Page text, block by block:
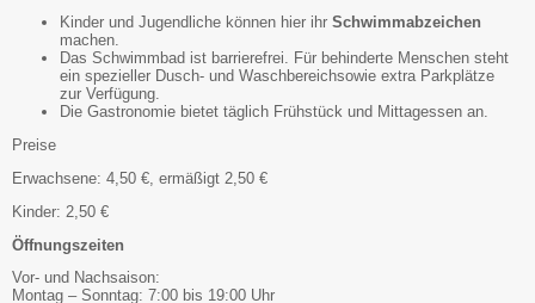
Kinder und Jugendliche können hier ihr Schwimmabzeichen
machen.
Das Schwimmbad ist barrierefrei. Für behinderte Menschen steht
ein spezieller Dusch- und Waschbereichsowie extra Parkplätze
zur Verfügung.
Die Gastronomie bietet täglich Frühstück und Mittagessen an.
Preise
Erwachsene: 4,50 €, ermäßigt 2,50 €
Kinder: 2,50 €
Öffnungszeiten
Vor- und Nachsaison:
Montag – Sonntag: 7:00 bis 19:00 Uhr